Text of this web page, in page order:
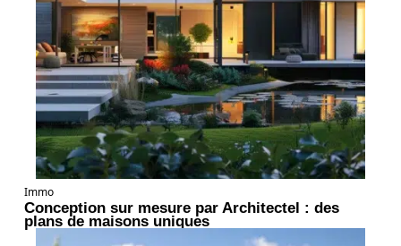
Immo
Conception sur mesure par Architectel : des
plans de maisons uniques